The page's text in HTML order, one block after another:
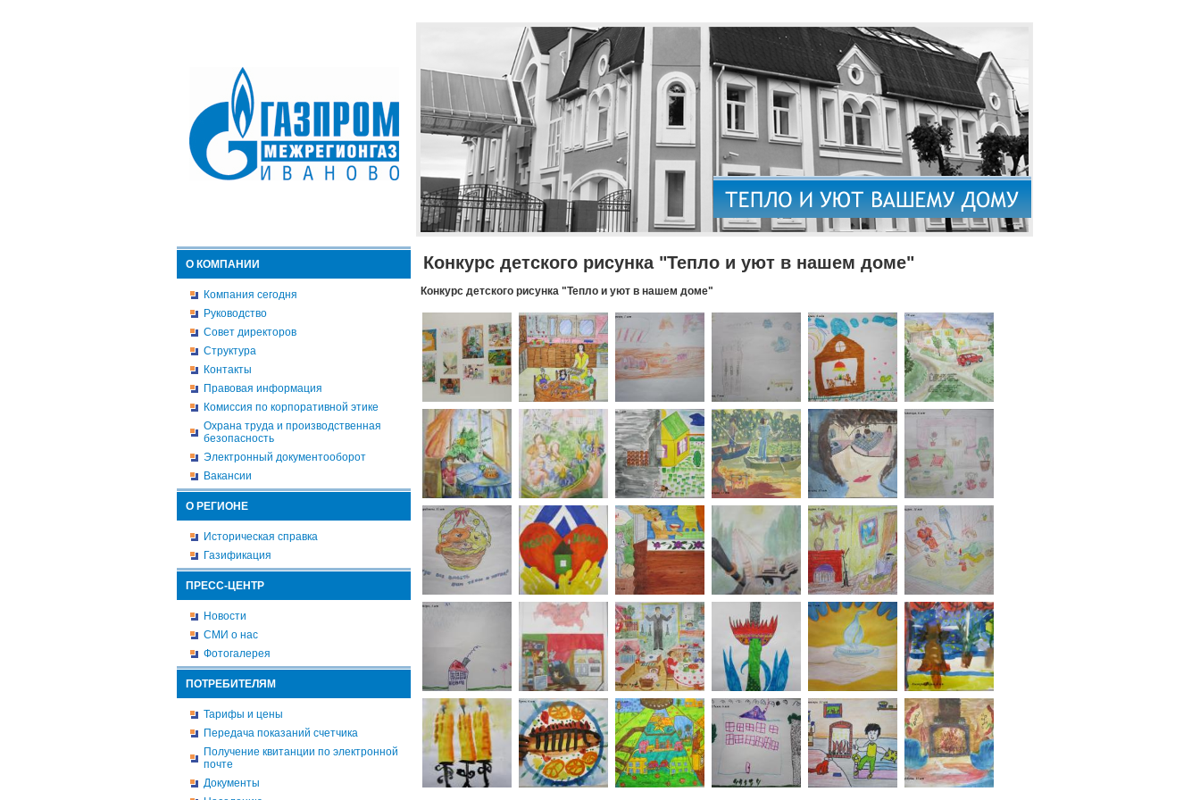
О КОМПАНИИ
Компания сегодня
Руководство
Совет директоров
Структура
Контакты
Правовая информация
Комиссия по корпоративной этике
Охрана труда и производственная
безопасность
Электронный документооборот
Вакансии
О РЕГИОНЕ
Историческая справка
Газификация
ПРЕСС-ЦЕНТР
Новости
СМИ о нас
Фотогалерея
ПОТРЕБИТЕЛЯМ
Тарифы и цены
Передача показаний счетчика
Получение квитанции по электронной
почте
Документы
Конкурс детского рисунка "Тепло и уют в нашем доме"
Конкурс детского рисунка "Тепло и уют в нашем доме"